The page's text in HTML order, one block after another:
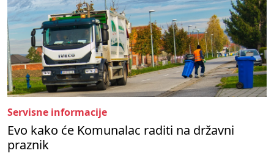
Servisne informacije
Evo kako će Komunalac raditi na državni
praznik